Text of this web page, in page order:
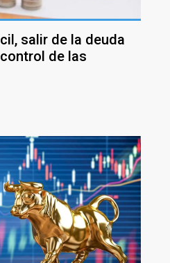
salir de la deuda
de las